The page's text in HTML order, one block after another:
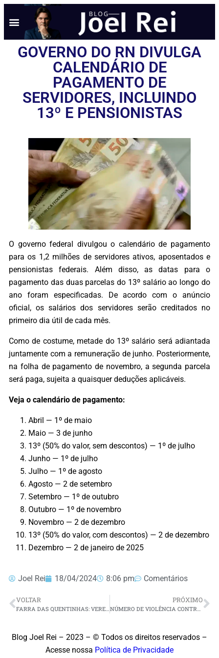
GOVERNO DO RN DIVULGA
CALENDÁRIO DE
PAGAMENTO DE
SERVIDORES, INCLUINDO
13º E PENSIONISTAS
O governo federal divulgou o calendário de pagamento
para os 1,2 milhões de servidores ativos, aposentados e
pensionistas federais. Além disso, as datas para o
pagamento das duas parcelas do 13º salário ao longo do
ano foram especificadas. De acordo com o anúncio
oficial, os salários dos servidores serão creditados no
primeiro dia útil de cada mês.
Como de costume, metade do 13º salário será adiantada
juntamente com a remuneração de junho. Posteriormente,
na folha de pagamento de novembro, a segunda parcela
será paga, sujeita a quaisquer deduções aplicáveis.
Veja o calendário de pagamento:
Abril — 1º de maio
Maio — 3 de junho
13º (50% do valor, sem descontos) — 1º de julho
Junho — 1º de julho
Julho — 1º de agosto
Agosto — 2 de setembro
Setembro — 1º de outubro
Outubro — 1º de novembro
Novembro — 2 de dezembro
13º (50% do valor, com descontos) — 2 de dezembro
Dezembro — 2 de janeiro de 2025
Joel Rei 18/04/2024 8:06 pm Comentários
VOLTAR PRÓXIMO
Blog Joel Rei – 2023 – © Todos os direitos reservados –
Acesse nossa Política de Privacidade